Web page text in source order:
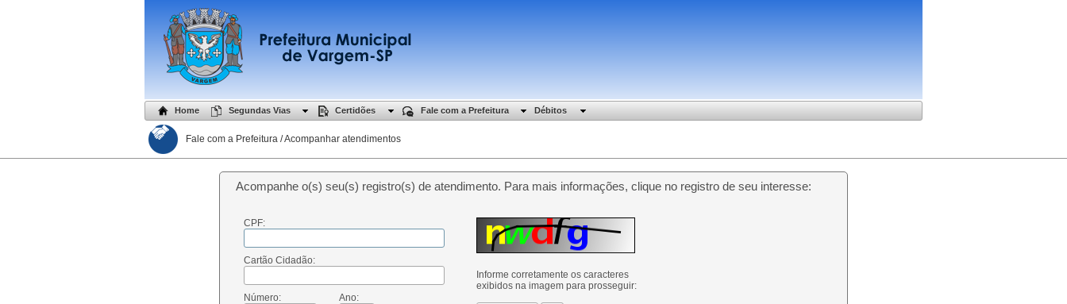
Home Segundas Vias Certidões Fale com a Prefeitura Débitos
Fale com a Prefeitura / Acompanhar atendimentos
Acompanhe o(s) seu(s) registro(s) de atendimento. Para mais informações, clique no registro de seu interesse:
CPF:
Cartão Cidadão:
Número: Ano:
Informe corretamente os caracteres
exibidos na imagem para prosseguir: